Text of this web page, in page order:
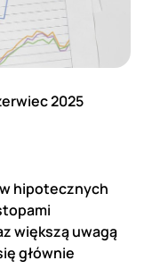
2025
hipotecznych
większą uwagą
głównie